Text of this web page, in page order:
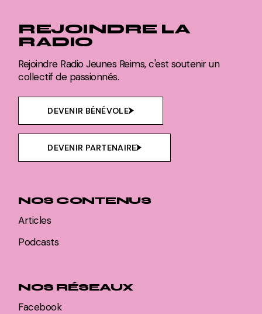
REJOINDRE LA
RADIO
Rejoindre Radio Jeunes Reims, c'est soutenir un
collectif de passionnés.
DEVENIR BÉNÉVOLE
DEVENIR PARTENAIRE
NOS CONTENUS
Articles
Podcasts
NOS RÉSEAUX
Facebook